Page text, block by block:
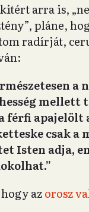
arra is,
pláne,
radírját,
a
mellett
férfi apajelölt
csak
Isten adja,
azorosz